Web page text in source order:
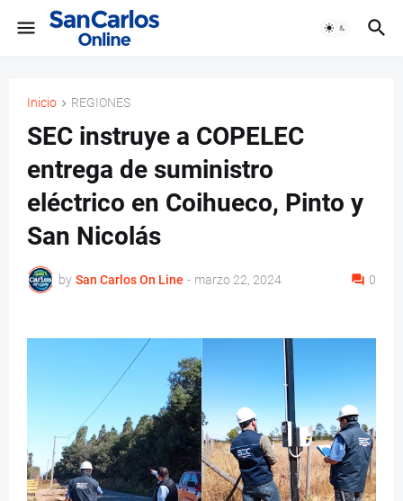
Inicio REGIONES
SEC instruye a COPELEC
entrega de suministro
eléctrico en Coihueco, Pinto y
San Nicolás
by San Carlos On Line - marzo 22, 2024 0